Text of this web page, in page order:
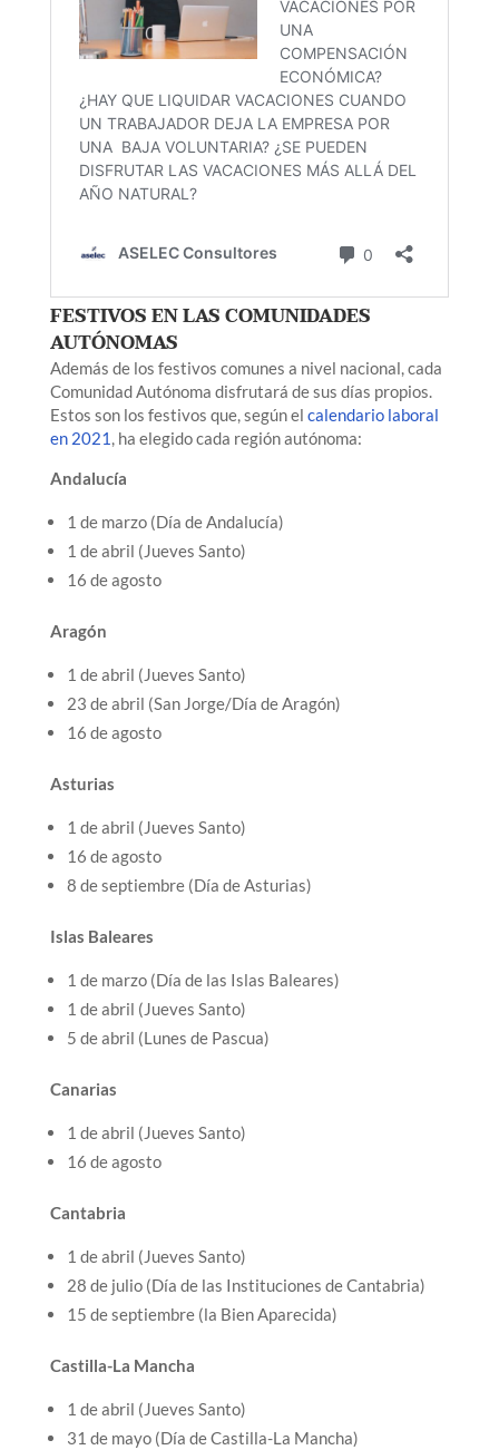
FESTIVOS EN LAS COMUNIDADES
AUTÓNOMAS
Además de los festivos comunes a nivel nacional, cada
Comunidad Autónoma disfrutará de sus días propios.
Estos son los festivos que, según el calendario laboral
en 2021 , ha elegido cada región autónoma:
Andalucía
1 de marzo (Día de Andalucía)
1 de abril (Jueves Santo)
16 de agosto
Aragón
1 de abril (Jueves Santo)
23 de abril (San Jorge/Día de Aragón)
16 de agosto
Asturias
1 de abril (Jueves Santo)
16 de agosto
8 de septiembre (Día de Asturias)
Islas Baleares
1 de marzo (Día de las Islas Baleares)
1 de abril (Jueves Santo)
5 de abril (Lunes de Pascua)
Canarias
1 de abril (Jueves Santo)
16 de agosto
Cantabria
1 de abril (Jueves Santo)
28 de julio (Día de las Instituciones de Cantabria)
15 de septiembre (la Bien Aparecida)
Castilla-La Mancha
1 de abril (Jueves Santo)
31 de mayo (Día de Castilla-La Mancha)